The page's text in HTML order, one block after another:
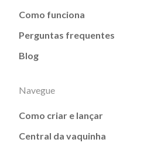
Como funciona
Perguntas frequentes
Blog
Navegue
Como criar e lançar
Central da vaquinha